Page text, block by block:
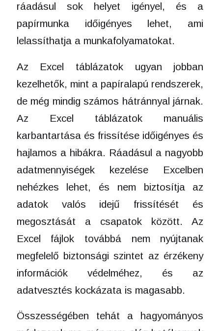
ráadásul sok helyet igényel, és a
papírmunka időigényes lehet, ami
lelassíthatja a munkafolyamatokat.
Az Excel táblázatok ugyan jobban
kezelhetők, mint a papíralapú rendszerek,
de még mindig számos hátránnyal járnak.
Az Excel táblázatok manuális
karbantartása és frissítése időigényes és
hajlamos a hibákra. Ráadásul a nagyobb
adatmennyiségek kezelése Excelben
nehézkes lehet, és nem biztosítja az
adatok valós idejű frissítését és
megosztását a csapatok között. Az
Excel fájlok továbbá nem nyújtanak
megfelelő biztonsági szintet az érzékeny
információk védelméhez, és az
adatvesztés kockázata is magasabb.
Összességében tehát a hagyományos